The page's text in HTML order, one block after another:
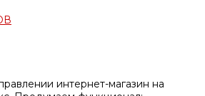
интернет-магазин на